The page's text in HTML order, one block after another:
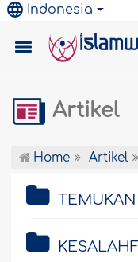
Indonesia
Artikel
Home Artikel